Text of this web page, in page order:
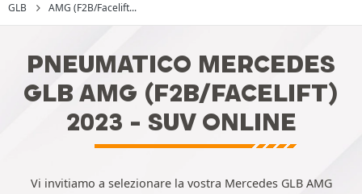
GLB AMG (F2B/Facelift...
PNEUMATICO MERCEDES
GLB AMG (F2B/FACELIFT)
2023 - SUV ONLINE
Vi invitiamo a selezionare la vostra Mercedes GLB AMG